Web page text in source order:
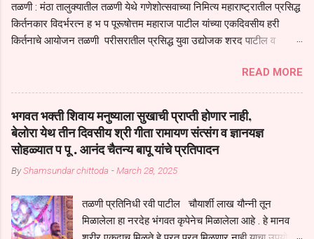
तळणी : मंठा तालुक्यातील तळणी येथे गणेशोत्सवाच्या निमित्य महाराष्ट्रातील प्रसिद्ध
किर्तनकार विदर्भरत्न ह भ प पूरूषोत्तम महाराज पाटील यांच्या एकदिवसीय हरी
किर्तनाचे आयोजन तळणी परीसरातील प्रसिद्ध युवा उद्योजक शरद पाटील व
तुकाराम महाराज यांच्या *आपुला तो एक देव करुनी घ्यावा* *तेणे विन जिवा सुख
नोहे* *येरती माईक दुःखाची जनीती* *नाही आदी अंती अवसान* या अभंगावर
सुंदर निरूपण केले सध्य स्थितीचा काळ हा मानव जातीच्या परीक्षेचा काळ आहे
धर्ममंडपात बसलेली लोक ही खरच भाग्यवान आहेत कोरोना सारख्या महामारीत आपंण
जिवंत आहोत या महामारीतून जर आपल्याला वाचायचे असेल तर धार्मीक विचाराचा
आधार आपल्याला घ्यावाच लागेल महामारीच्या काळात वारकरी सप्रदायच खूप मोठा
आधार आहे सध्य स्थितीत मानव जातीची मानसीक अवस्था सक्षम असणे गरजेचे आहे
सगळ्याना करून दीली आहे मनुष्याच्या आयुष्यातील नामसाधना ही त्याच्यासाठी खूप
मोठा आधार असते परतू आज काल तीच साधना करण्याचा आळस आ...
READ MORE
भगवत भक्ती शिवाय मनुष्याला सुखाची प्राप्ती होणार नाही,
बेलोरा येथ तीन दिवसीय श्री गीता रामायण संत्संग व ज्ञानयज्ञ
सोहळ्यात प पू . आनंद चैतन्य बापू यांचे प्रतिपादन
ByShamsundar chittoda -March 28, 2025
तळणी प्रतिनिधी रवी पाटील चौयार्शी लाख यौन्नी तून
मिळालेला हा नरदेह भंगवत कृपेनेच मिळालेला आहे . हे मानव